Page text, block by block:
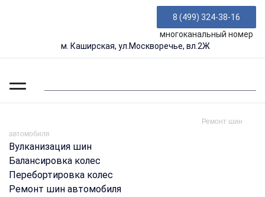
8 (499) 324-38-16
многоканальный номер
м. Каширская, ул.Москворечье, вл.2Ж
Ремонт шин
автомобиля
Вулканизация шин
Балансировка колес
Перебортировка колес
Ремонт шин автомобиля